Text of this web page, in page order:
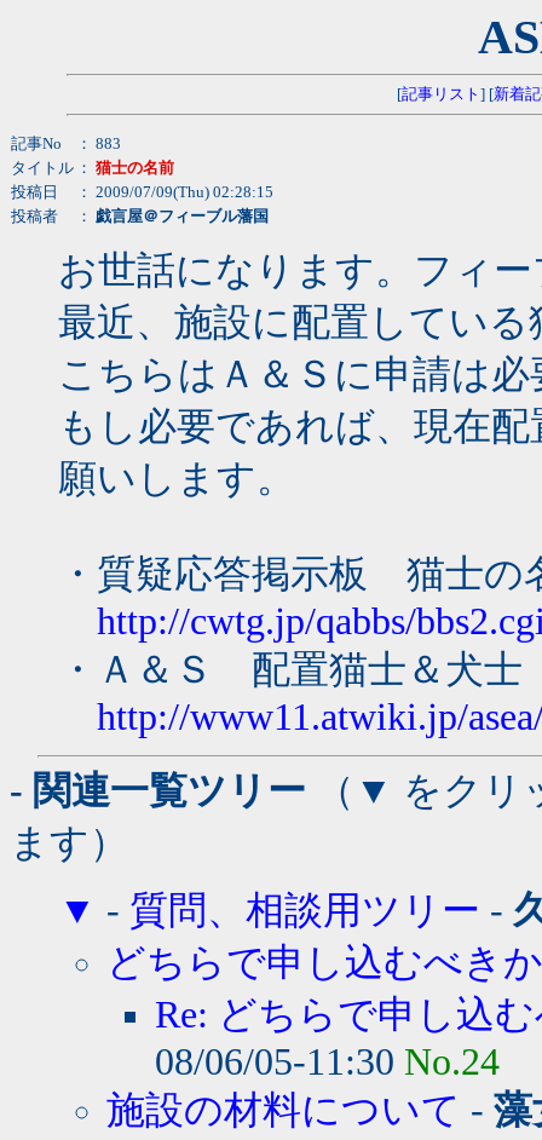
[記事リスト ] [新着
記事No
： 883
タイトル ： 猫士の名前
投稿日
： 2009/07/09(Thu) 02:28:15
投稿者
： 戯言屋＠フィーブル藩国
お世話になります。フィ
最近、施設に配置してい
こちらはＡ＆Ｓに申請は
もし必要であれば、現在
願いします。
・質疑応答掲示板 猫士の
http://cwtg.jp/qabbs/
・Ａ＆Ｓ 配置猫士＆犬士
http://www11.atwiki.jp/
- 関連一覧ツリー （▼ をクリ
ます）
▼ - 質問、相談用ツリー -
どちらで申し込むべき
Re: どちらで申し込
08/06/05-11:30 No.24
施設の材料について - 藻